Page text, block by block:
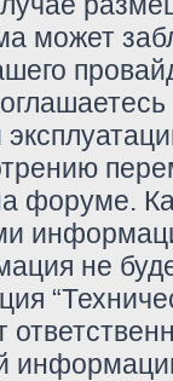
может
форуме.
не